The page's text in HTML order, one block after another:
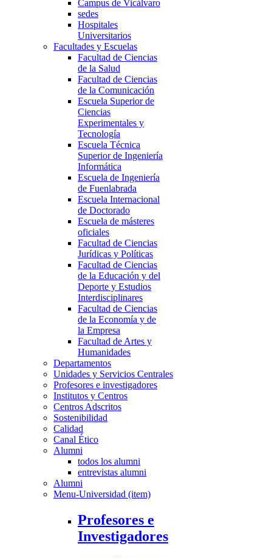
Campus de Vicálvaro
sedes
Hospitales
Universitarios
Facultades y Escuelas
Facultad de Ciencias
de la Salud
Facultad de Ciencias
de la Comunicación
Escuela Superior de
Ciencias
Experimentales y
Tecnología
Escuela Técnica
Superior de Ingeniería
Informática
Escuela de Ingeniería
de Fuenlabrada
Escuela Internacional
de Doctorado
Escuela de másteres
oficiales
Facultad de Ciencias
Jurídicas y Políticas
Facultad de Ciencias
de la Educación y del
Deporte y Estudios
Interdisciplinares
Facultad de Ciencias
de la Economía y de
la Empresa
Facultad de Artes y
Humanidades
Departamentos
Unidades y Servicios Centrales
Profesores e investigadores
Institutos y Centros
Centros Adscritos
Sostenibilidad
Calidad
Canal Ético
Alumni
todos los alumni
entrevistas alumni
Alumni
Menu-Universidad (item)
Profesores e
Investigadores